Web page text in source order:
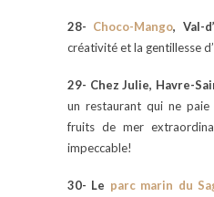
28- Choco-Mango, Val-
créativité et la gentillesse
29- Chez Julie, Havre-
un restaurant qui ne
fruits de mer
impeccable!
30- Le parc marin du